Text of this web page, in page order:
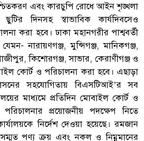
এবং কারচুপি রোধে আইন শৃঙ্খলা
দিনসহ স্বাভাবিক কার্যদিবসেও
করা হবে। ঢাকা মহানগরীর পাশ্ববর্তী
নারায়ণগঞ্জ, মুন্সিগঞ্জ, মানিকগঞ্জ,
কিশোরগঞ্জ, সাভার, কেরাণীগঞ্জ ও
কোর্ট ও পরিচালনা করা হবে। এছাড়া
সহযোগিতায় বিএসটিআই’র সব
মাধ্যমে প্রতিদিন মোবাইল কোর্ট ও
পরিচালনার প্রয়োজনীয় পদক্ষেপ নিতে
নির্দেশ দেওয়া হয়েছে। রমজান
পণ্য ক্রয় এবং নকল ও নিম্নমানের